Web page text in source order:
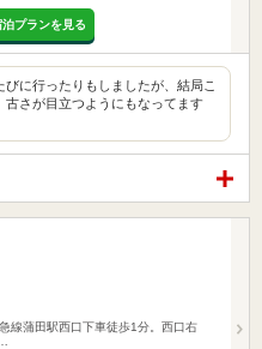
プランを見る
に行ったりもしましたが、結局こ
古さが目立つようにもなってます
線蒲田駅西口下車徒歩1分。西口右